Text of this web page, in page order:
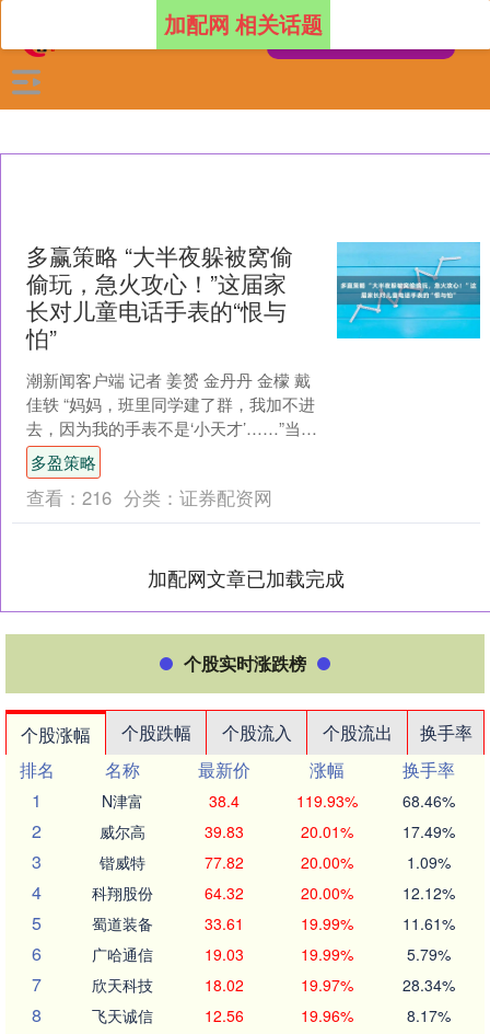
加配网 相关话题
多赢策略 “大半夜躲被窝偷
偷玩，急火攻心！”这届家
长对儿童电话手表的“恨与
怕”
潮新闻客户端 记者 姜赟 金丹丹 金檬 戴
佳轶 “妈妈，班里同学建了群，我加不进
去，因为我的手表不是‘小天才’……”当六
年级的女儿说出这番话时，王女士有些
不知道....
多盈策略
查看： 216 分类： 证券配资网
加配网文章已加载完成
个股实时涨跌榜
个股涨幅 个股跌幅 个股流入 个股流出
换手率
排名
名称 最新价 涨幅
换手率
1
N津富 38.4 119.93% 68.46%
2 威尔高 39.83 20.01% 17.49%
3 锴威特 77.82 20.00% 1.09%
4 科翔股份 64.32 20.00% 12.12%
5 蜀道装备 33.61 19.99% 11.61%
6 广哈通信 19.03 19.99% 5.79%
7 欣天科技 18.02 19.97% 28.34%
8 飞天诚信 12.56 19.96% 8.17%